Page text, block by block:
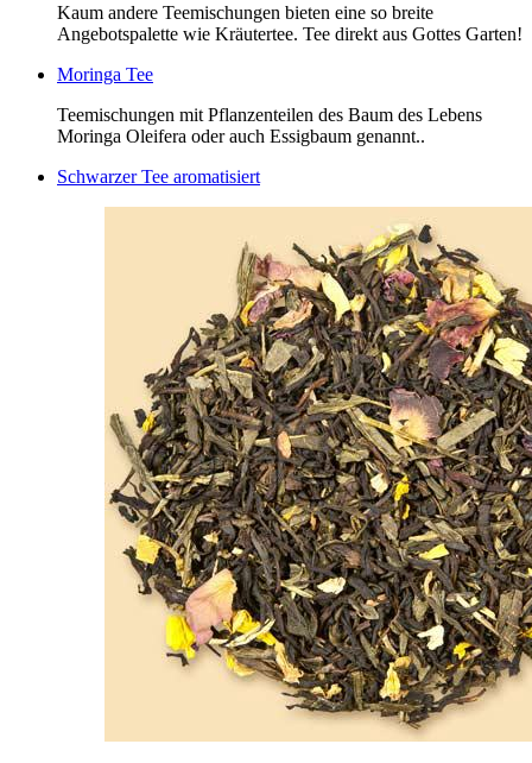
Kaum andere Teemischungen bieten eine so breite
Angebotspalette wie Kräutertee. Tee direkt aus Gottes Garten!
Moringa Tee
Teemischungen mit Pflanzenteilen des Baum des Lebens
Moringa Oleifera oder auch Essigbaum genannt..
Schwarzer Tee aromatisiert